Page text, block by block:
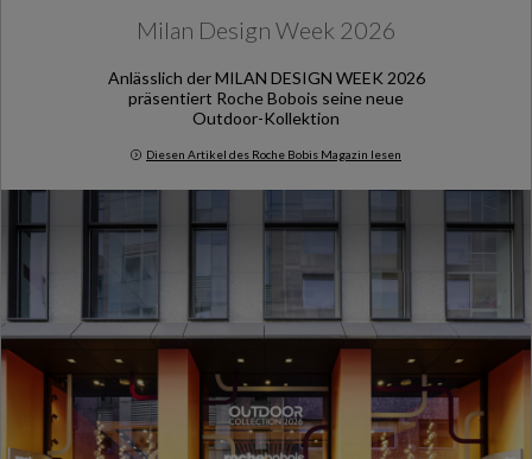
Milan Design Week 2026
Anlässlich der MILAN DESIGN WEEK 2026
präsentiert Roche Bobois seine neue
Outdoor-Kollektion
Diesen Artikel des Roche Bobis Magazin lesen
Milan Design Week 2026